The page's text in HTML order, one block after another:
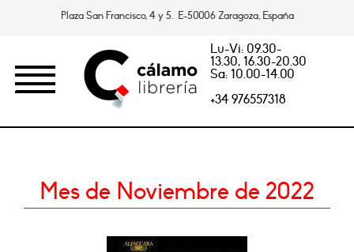
Plaza San Francisco, 4 y 5. E-50006 Zaragoza, España
Lu-Vi: 09.30-
13.30, 16.30-20.30
Sa: 10.00-14.00
+34 976557318
Mes de Noviembre de 2022